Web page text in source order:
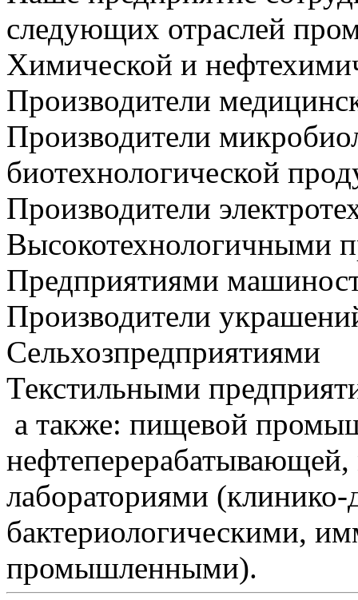
следующих отраслей
Химической и
Производители
Производители
биотехнологической
Производители
Высокотехнологичными
Предприятиями
Производители
Сельхозпредприятиями
Текстильными
а также: пищевой
лабораториями
бактериологическими,
промышленными).